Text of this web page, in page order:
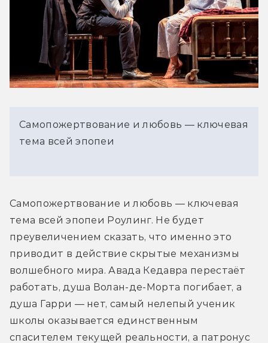
Самопожертвование и любовь — ключевая
тема всей эпопеи
Самопожертвование и любовь — ключевая
тема всей эпопеи Роулинг. Не будет
преувеличением сказать, что именно это
приводит в действие скрытые механизмы
волшебного мира. Авада Кедавра перестаёт
работать, душа Волан-де-Морта погибает, а
душа Гарри — нет, самый нелепый ученик
школы оказывается единственным
спасителем текущей реальности, а патронус